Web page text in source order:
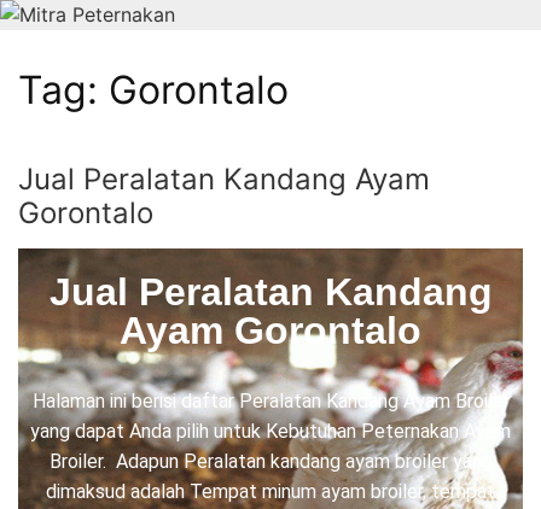
Tag: Gorontalo
Jual Peralatan Kandang Ayam
Gorontalo
Jual Peralatan Kandang
Ayam Gorontalo
Halaman ini berisi daftar Peralatan Kandang Ayam Broiler
yang dapat Anda pilih untuk Kebutuhan Peternakan Ayam
Broiler. Adapun Peralatan kandang ayam broiler yang
dimaksud adalah Tempat minum ayam broiler, tempat